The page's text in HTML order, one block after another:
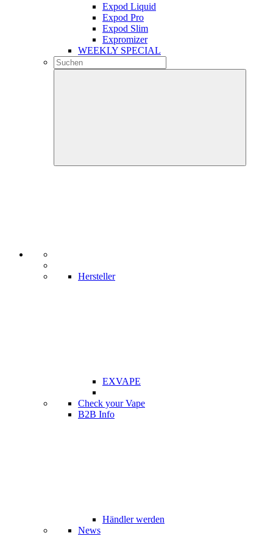
Expod Liquid
Expod Pro
Expod Slim
Expromizer
WEEKLY SPECIAL
Hersteller
EXVAPE
Check your Vape
B2B Info
Händler werden
News